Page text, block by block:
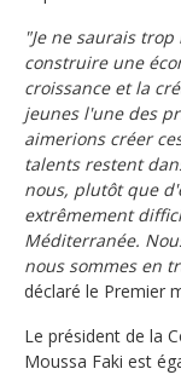
"Je ne saurais
construire une
croissance et la
jeunes l'une des
aimerions créer
talents restent
nous, plutôt que
extrêmement
Méditerranée.
nous sommes en
déclaré le Premier
Le président de la
Moussa Faki est